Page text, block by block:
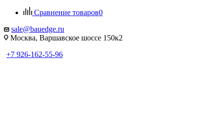
Сравнение товаров0
sale@bauedge.ru
Москва, Варшавское шоссе 150к2
+7 926-162-55-96